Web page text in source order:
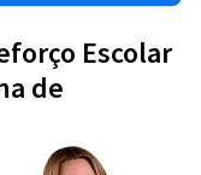
Escolar
de